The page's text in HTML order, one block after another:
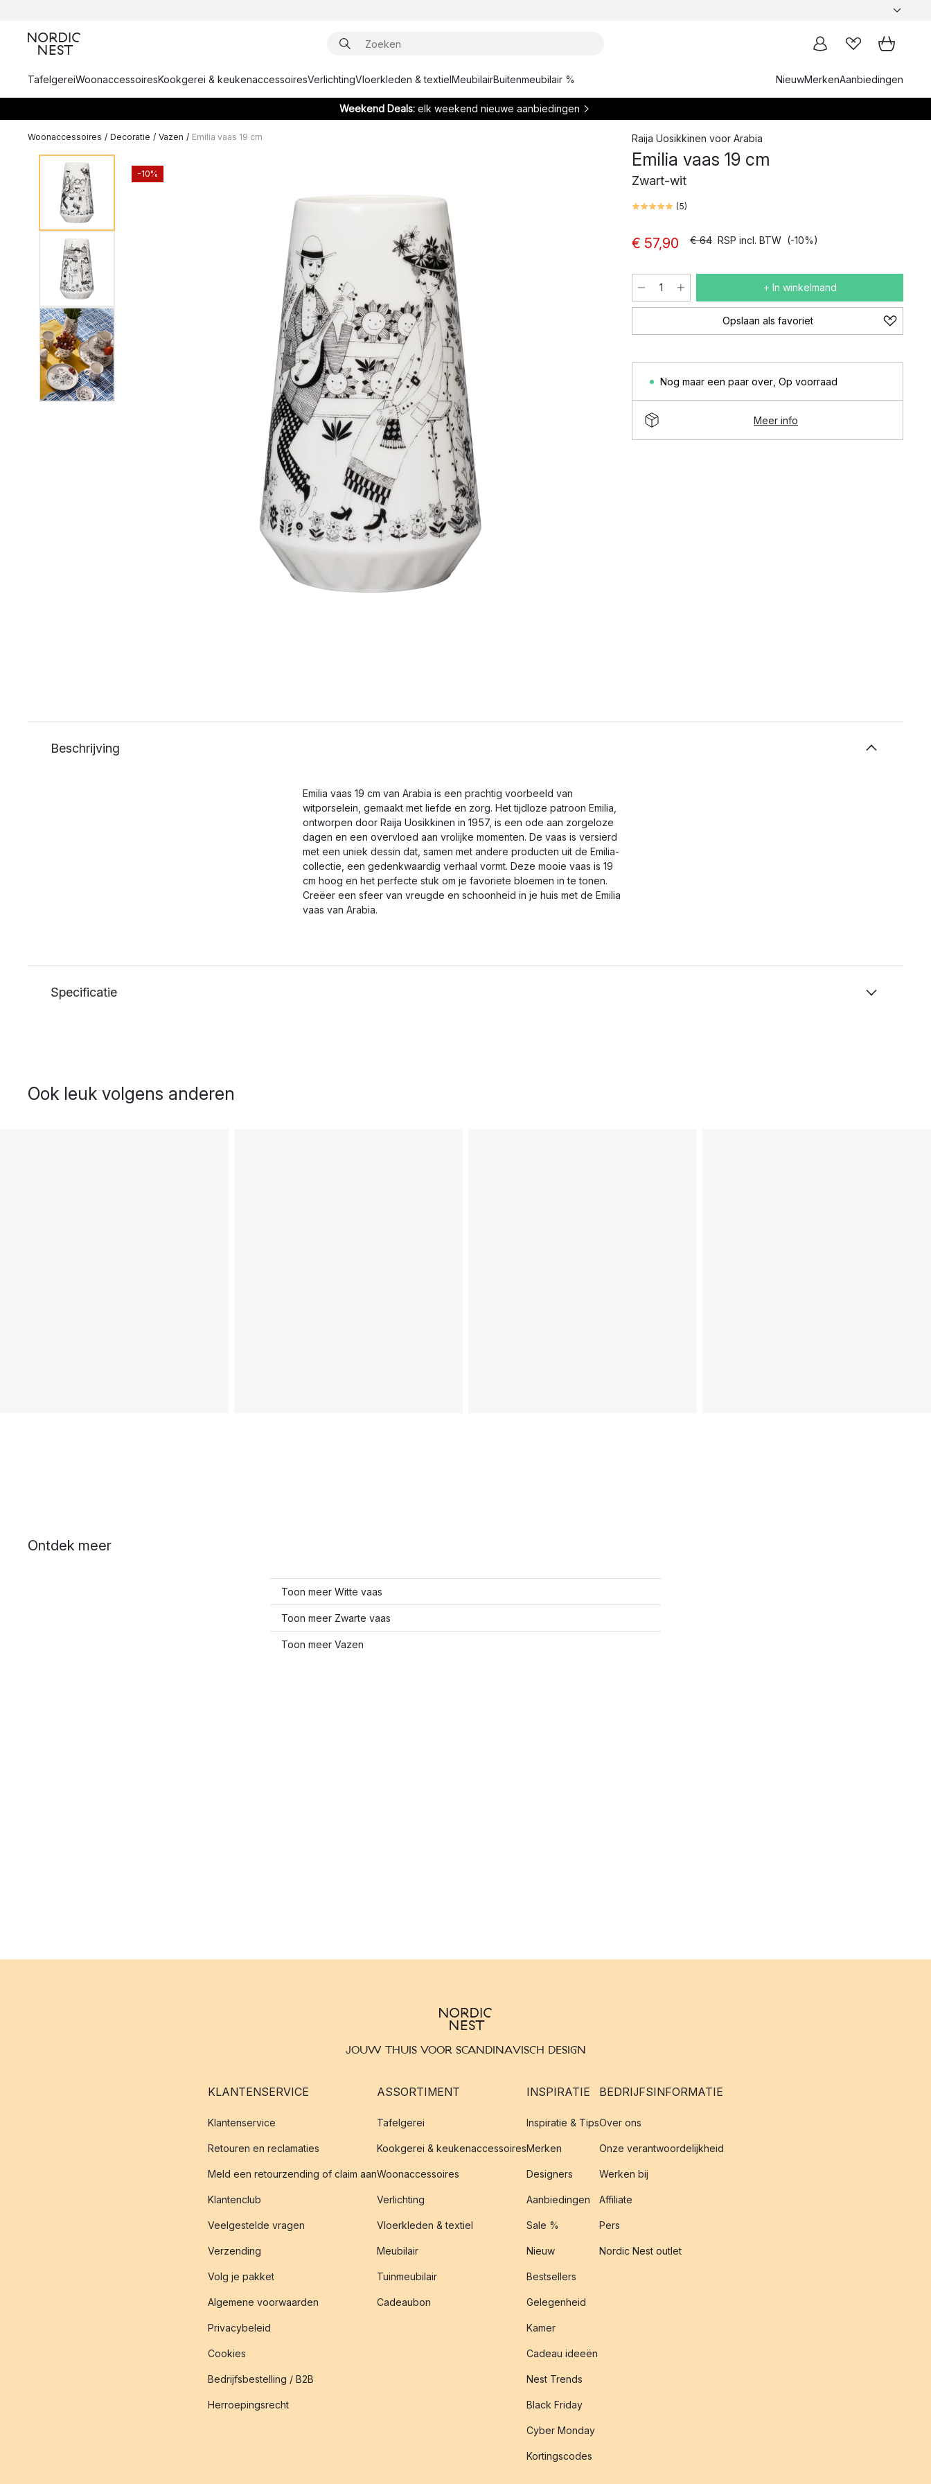
TafelgereiWoonaccessoiresKookgerei & keukenaccessoiresVerlichtingVloerkleden & textielMeubilairBuitenmeubilair % NieuwMerkenAanbiedingen
Weekend Deals: elk weekend nieuwe aanbiedingen
Woonaccessoires / Decoratie / Vazen / Emilia vaas 19 cm
-10%
Raija Uosikkinen voor Arabia
Emilia vaas 19 cm
Zwart-wit
(5)
€ 57,90 € 64 RSP incl. BTW (-10%)
+ In winkelmand
Opslaan als favoriet
Nog maar een paar over Op voorraad
Meer info
Beschrijving
Emilia vaas 19 cm van Arabia is een prachtig voorbeeld van
witporselein, gemaakt met liefde en zorg. Het tijdloze patroon Emilia,
ontworpen door Raija Uosikkinen in 1957, is een ode aan zorgeloze
dagen en een overvloed aan vrolijke momenten. De vaas is versierd
met een uniek dessin dat, samen met andere producten uit de Emilia-
collectie, een gedenkwaardig verhaal vormt. Deze mooie vaas is 19
cm hoog en het perfecte stuk om je favoriete bloemen in te tonen.
Creëer een sfeer van vreugde en schoonheid in je huis met de Emilia
vaas van Arabia.
Specificatie
Ook leuk volgens anderen
Ontdek meer
Toon meer Witte vaas
Toon meer Zwarte vaas
Toon meer Vazen
JOUW THUIS VOOR SCANDINAVISCH DESIGN
KLANTENSERVICE
Klantenservice
Retouren en reclamaties
Meld een retourzending of claim aan
Klantenclub
Veelgestelde vragen
Verzending
Volg je pakket
Algemene voorwaarden
Privacybeleid
Cookies
Bedrijfsbestelling / B2B
Herroepingsrecht
ASSORTIMENT
Tafelgerei
Kookgerei & keukenaccessoires
Woonaccessoires
Verlichting
Vloerkleden & textiel
Meubilair
Tuinmeubilair
Cadeaubon
INSPIRATIE
Inspiratie & Tips
Merken
Designers
Aanbiedingen
Sale %
Nieuw
Bestsellers
Gelegenheid
Kamer
Cadeau ideeën
Nest Trends
Black Friday
Cyber Monday
Kortingscodes
BEDRIJFSINFORMATIE
Over ons
Onze verantwoordelijkheid
Werken bij
Affiliate
Pers
Nordic Nest outlet